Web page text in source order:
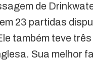
de
23 partidas
também teve
Sua melhor